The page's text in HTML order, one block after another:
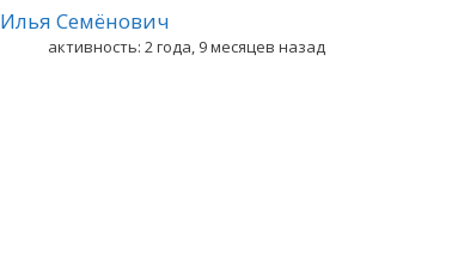
Илья Семёнович
активность: 2 года, 9 месяцев назад